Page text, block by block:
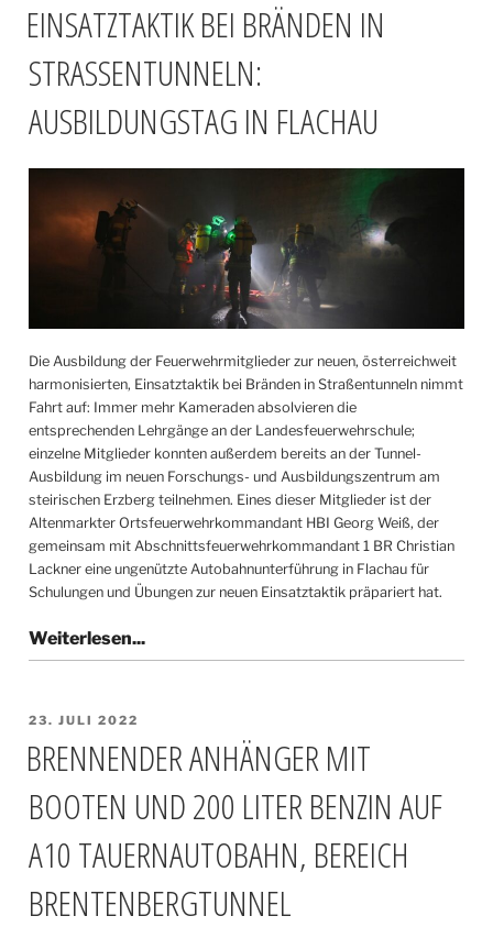
EINSATZTAKTIK BEI BRÄNDEN IN
STRASSENTUNNELN: A
USBILDUNGSTAG IN FLACHAU
Die Ausbildung der Feuerwehrmitglieder zur neuen, österreichweit
harmonisierten, Einsatztaktik bei Bränden in Straßentunneln nimmt
Fahrt auf: Immer mehr Kameraden absolvieren die
entsprechenden Lehrgänge an der Landesfeuerwehrschule;
einzelne Mitglieder konnten außerdem bereits an der Tunnel-
Ausbildung im neuen Forschungs- und Ausbildungszentrum am
steirischen Erzberg teilnehmen. Eines dieser Mitglieder ist der
Altenmarkter Ortsfeuerwehrkommandant HBI Georg Weiß, der
gemeinsam mit Abschnittsfeuerwehrkommandant 1 BR Christian
Lackner eine ungenützte Autobahnunterführung in Flachau für
Schulungen und Übungen zur neuen Einsatztaktik präpariert hat.
VERÖFFENTLICHT
23. JULI 2022
BRENNENDER ANHÄNGER MIT
BOOTEN UND 200 LITER BENZIN AUF
A10 TAUERNAUTOBAHN, BEREICH
BRENTENBERGTUNNEL